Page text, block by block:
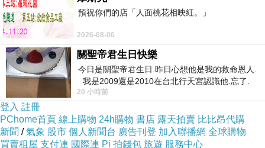
外觀
該店的蛋黃酥大小是屬於正常款，1顆為60g重。
但還是不建議大家一次吃太多顆。倘若沒辦法在
期限內吃完的話，記得要放入冰箱冷藏。像我每
預祝你們的店「人面桃花相映紅。」
2026-08-06
關聖帝君生日快樂
今日是關聖帝君生日.昨日心想他是我的救命恩人.
我是2009還是2010在台北行天宮認識他.忘了.
一個奇摩交友的網友學
20 小時前
登入 註冊
PChome首頁 線上購物 24h購物 書店 露天拍賣 比比昂代購
新聞 /氣象 股市 個人新聞台 廣告刊登 加入聯播網 全球購物
買賣租屋 支付連 國際連 Pi 拍錢包 旅遊 服務中心